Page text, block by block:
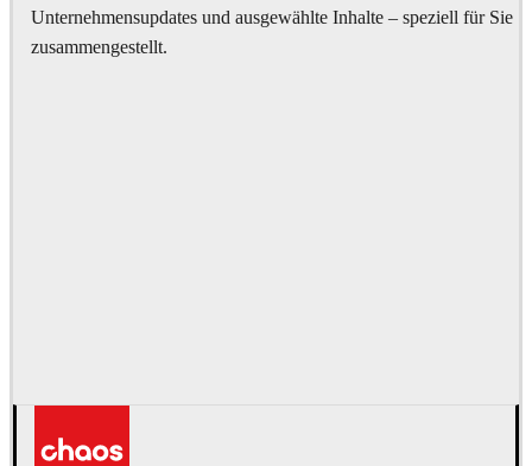
Unternehmensupdates und ausgewählte Inhalte – speziell für Sie
zusammengestellt.